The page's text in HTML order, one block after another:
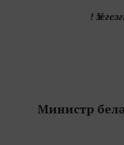
!
Министр